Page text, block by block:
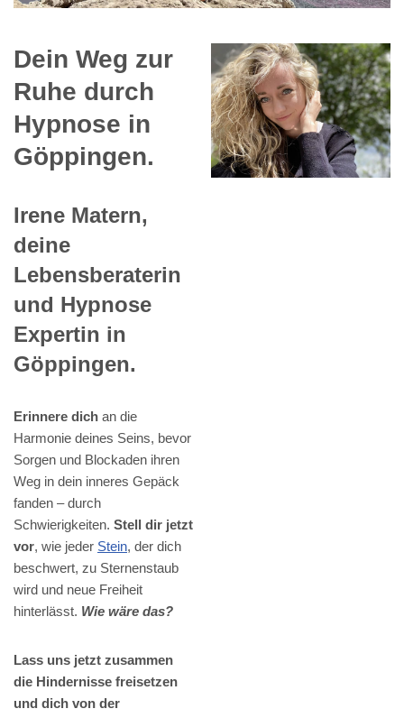
Dein Weg zur
Ruhe durch
Hypnose in
Göppingen.
Irene Matern,
deine
Lebensberaterin
und Hypnose
Expertin in
Göppingen.
Erinnere dich an die
Harmonie deines Seins, bevor
Sorgen und Blockaden ihren
Weg in dein inneres Gepäck
fanden – durch
Schwierigkeiten. Stell dir jetzt
vor, wie jeder Stein, der dich
beschwert, zu Sternenstaub
wird und neue Freiheit
hinterlässt. Wie wäre das?
Lass uns jetzt zusammen
die Hindernisse freisetzen
und dich von der